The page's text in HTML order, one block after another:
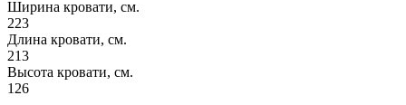
Ширина кровати, см.
223
Длина кровати, см.
213
Высота кровати, см.
126